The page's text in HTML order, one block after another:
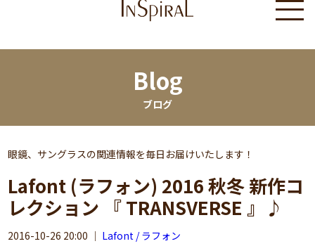
Blog
ブログ
眼鏡、サングラスの関連情報を毎日お届けいたします！
Lafont (ラフォン) 2016 秋冬 新作コ
レクション 『 TRANSVERSE 』♪
2016-10-26 20:00 ｜ Lafont / ラフォン